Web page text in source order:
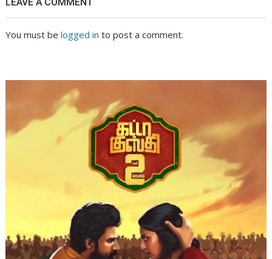
LEAVE A COMMENT
You must belogged in to post a comment.